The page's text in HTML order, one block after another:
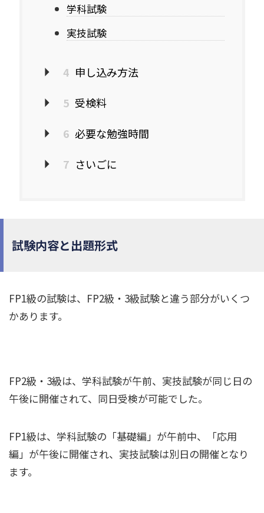
学科試験
実技試験
4 申し込み方法
5 受検料
6 必要な勉強時間
7 さいごに
試験内容と出題形式
FP1級の試験は、FP2級・3級試験と違う部分がいくつ
かあります。
FP2級・3級は、学科試験が午前、実技試験が同じ日の
午後に開催されて、同日受検が可能でした。
FP1級は、学科試験の「基礎編」が午前中、「応用
編」が午後に開催され、実技試験は別日の開催となり
ます。